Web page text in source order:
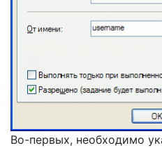
Во-первых, необходимо